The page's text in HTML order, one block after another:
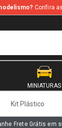
Confira
MINIATURAS
Kit Plástico
Frete Grátis em